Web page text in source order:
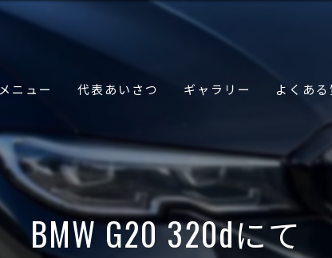
メニュー 代表あいさつ ギャラリー よくある
BMW G20 320dにて